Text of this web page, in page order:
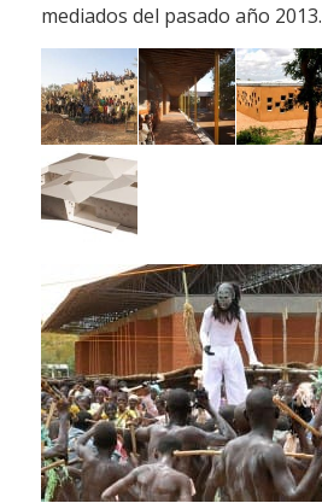
mediados del pasado año 2013.